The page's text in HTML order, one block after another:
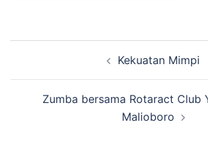
Kekuatan Mimpi
Zumba bersama Rotaract Club
Malioboro